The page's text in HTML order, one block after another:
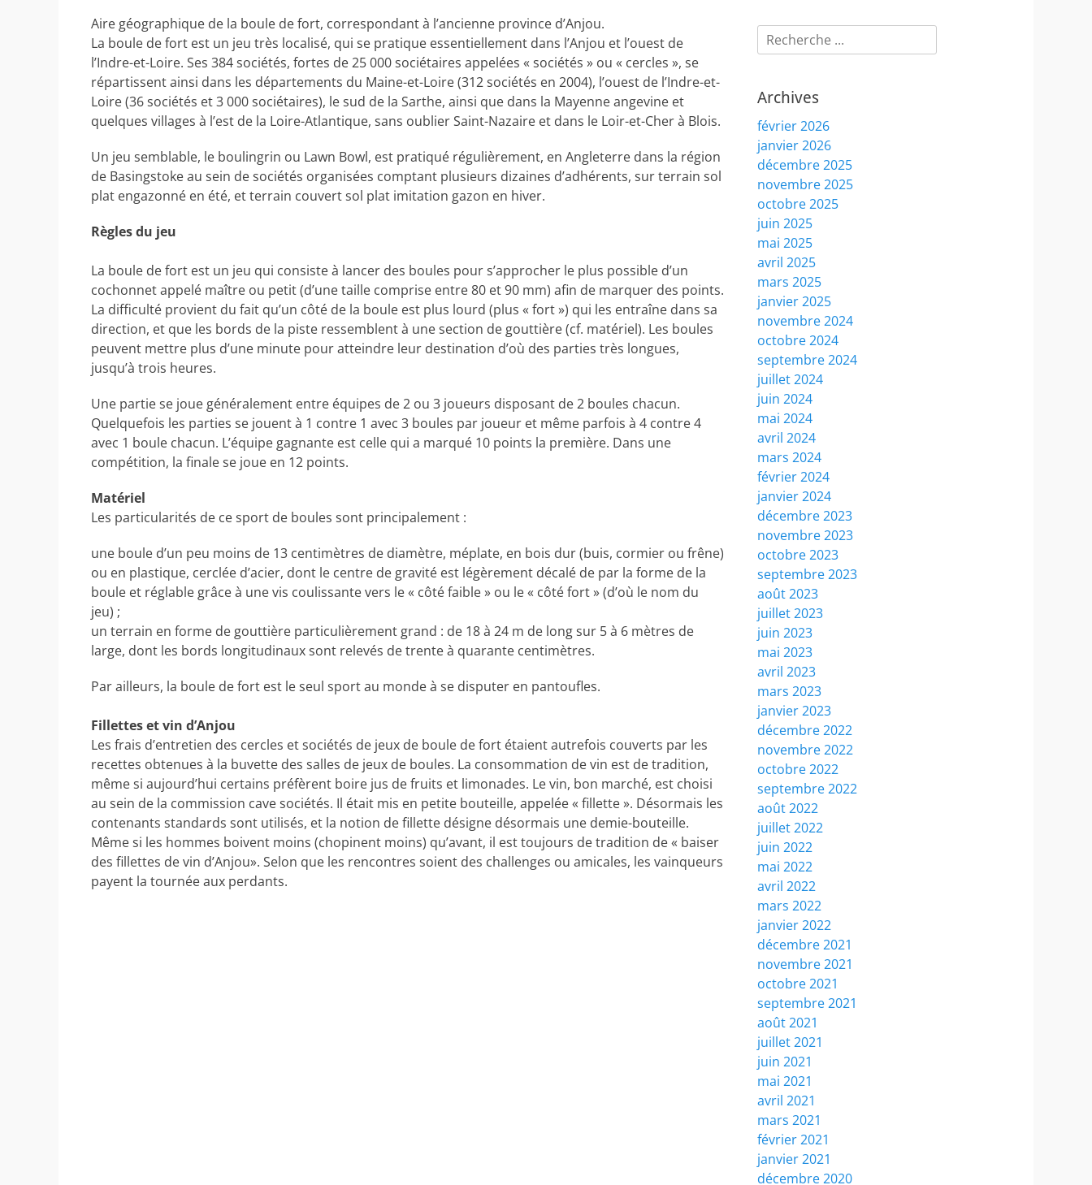
Aire géographique de la boule de fort, correspondant à l’ancienne province d’Anjou.
La boule de fort est un jeu très localisé, qui se pratique essentiellement dans l’Anjou et l’ouest de
l’Indre-et-Loire. Ses 384 sociétés, fortes de 25 000 sociétaires appelées « sociétés » ou « cercles », se
répartissent ainsi dans les départements du Maine-et-Loire (312 sociétés en 2004), l’ouest de l’Indre-et-
Loire (36 sociétés et 3 000 sociétaires), le sud de la Sarthe, ainsi que dans la Mayenne angevine et
quelques villages à l’est de la Loire-Atlantique, sans oublier Saint-Nazaire et dans le Loir-et-Cher à Blois.
Un jeu semblable, le boulingrin ou Lawn Bowl, est pratiqué régulièrement, en Angleterre dans la région
de Basingstoke au sein de sociétés organisées comptant plusieurs dizaines d’adhérents, sur terrain sol
plat engazonné en été, et terrain couvert sol plat imitation gazon en hiver.
Règles du jeu
La boule de fort est un jeu qui consiste à lancer des boules pour s’approcher le plus possible d’un
cochonnet appelé maître ou petit (d’une taille comprise entre 80 et 90 mm) afin de marquer des points.
La difficulté provient du fait qu’un côté de la boule est plus lourd (plus « fort ») qui les entraîne dans sa
direction, et que les bords de la piste ressemblent à une section de gouttière (cf. matériel). Les boules
peuvent mettre plus d’une minute pour atteindre leur destination d’où des parties très longues,
jusqu’à trois heures.
Une partie se joue généralement entre équipes de 2 ou 3 joueurs disposant de 2 boules chacun.
Quelquefois les parties se jouent à 1 contre 1 avec 3 boules par joueur et même parfois à 4 contre 4
avec 1 boule chacun. L’équipe gagnante est celle qui a marqué 10 points la première. Dans une
compétition, la finale se joue en 12 points.
Matériel
Les particularités de ce sport de boules sont principalement :
une boule d’un peu moins de 13 centimètres de diamètre, méplate, en bois dur (buis, cormier ou frêne)
ou en plastique, cerclée d’acier, dont le centre de gravité est légèrement décalé de par la forme de la
boule et réglable grâce à une vis coulissante vers le « côté faible » ou le « côté fort » (d’où le nom du
jeu) ;
un terrain en forme de gouttière particulièrement grand : de 18 à 24 m de long sur 5 à 6 mètres de
large, dont les bords longitudinaux sont relevés de trente à quarante centimètres.
Par ailleurs, la boule de fort est le seul sport au monde à se disputer en pantoufles.
Fillettes et vin d’Anjou
Les frais d’entretien des cercles et sociétés de jeux de boule de fort étaient autrefois couverts par les
recettes obtenues à la buvette des salles de jeux de boules. La consommation de vin est de tradition,
même si aujourd’hui certains préfèrent boire jus de fruits et limonades. Le vin, bon marché, est choisi
au sein de la commission cave sociétés. Il était mis en petite bouteille, appelée « fillette ». Désormais les
contenants standards sont utilisés, et la notion de fillette désigne désormais une demie-bouteille.
Même si les hommes boivent moins (chopinent moins) qu’avant, il est toujours de tradition de « baiser
des fillettes de vin d’Anjou». Selon que les rencontres soient des challenges ou amicales, les vainqueurs
payent la tournée aux perdants.
Rechercher :
Archives
février 2026
janvier 2026
décembre 2025
novembre 2025
octobre 2025
juin 2025
mai 2025
avril 2025
mars 2025
janvier 2025
novembre 2024
octobre 2024
septembre 2024
juillet 2024
juin 2024
mai 2024
avril 2024
mars 2024
février 2024
janvier 2024
décembre 2023
novembre 2023
octobre 2023
septembre 2023
août 2023
juillet 2023
juin 2023
mai 2023
avril 2023
mars 2023
janvier 2023
décembre 2022
novembre 2022
octobre 2022
septembre 2022
août 2022
juillet 2022
juin 2022
mai 2022
avril 2022
mars 2022
janvier 2022
décembre 2021
novembre 2021
octobre 2021
septembre 2021
août 2021
juillet 2021
juin 2021
mai 2021
avril 2021
mars 2021
février 2021
janvier 2021
décembre 2020